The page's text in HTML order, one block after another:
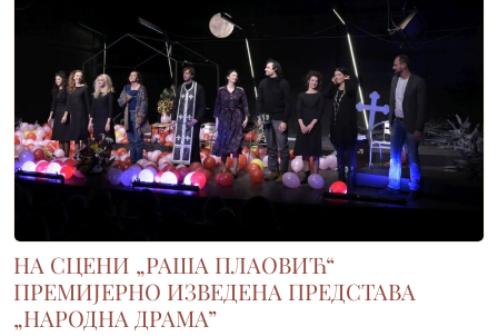
НА СЦЕНИ „РАША ПЛАОВИЋ“
ПРЕМИЈЕРНО ИЗВЕДЕНА ПРЕДСТАВА
„НАРОДНА ДРАМА”